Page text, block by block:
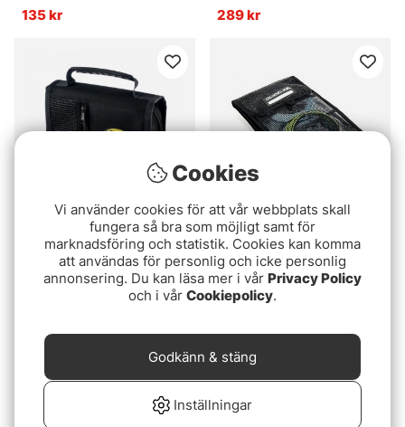
135 kr
289 kr
IFISH Tacklemap Double
259 kr
Guideline Mesh Wallet
For Shooting Heads
269 kr
Cookies
Vi använder cookies för att vår webbplats skall
fungera så bra som möjligt samt för
marknadsföring och statistik. Cookies kan komma
att användas för personlig och icke personlig
annonsering. Du kan läsa mer i vår Privacy Policy
och i vår Cookiepolicy.
Inställningar
Godkänn & stäng